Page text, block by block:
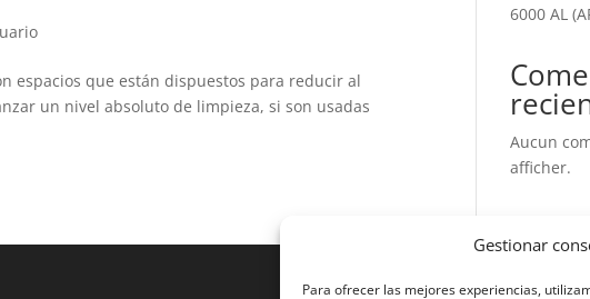
Gestionar
Para ofrecer las mejores experiencias,
espacios que están dispuestos para reducir al
un nivel absoluto de limpieza, si son usadas
6000 AL
Aucun
afficher.